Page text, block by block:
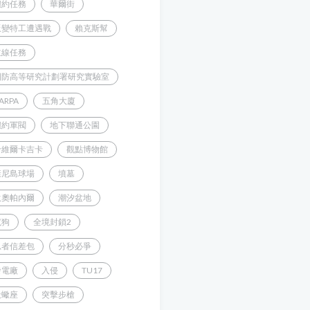
任務 華爾街
特工遭遇戰 賴克斯幫
任務
高等研究計劃署研究實驗室
五角大廈
軍閥 地下聯通公園
爾卡吉卡 觀點博物館
島球場 墳墓
帕內爾 潮汐盆地
全境封鎖2
信差包 分秒必爭
廠 入侵 TU17
座 突擊步槍